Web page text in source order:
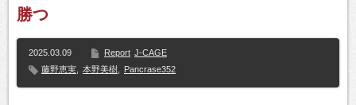
勝つ
2025.03.09 Report J-CAGE
藤野恵実
本野美樹 Pancrase352